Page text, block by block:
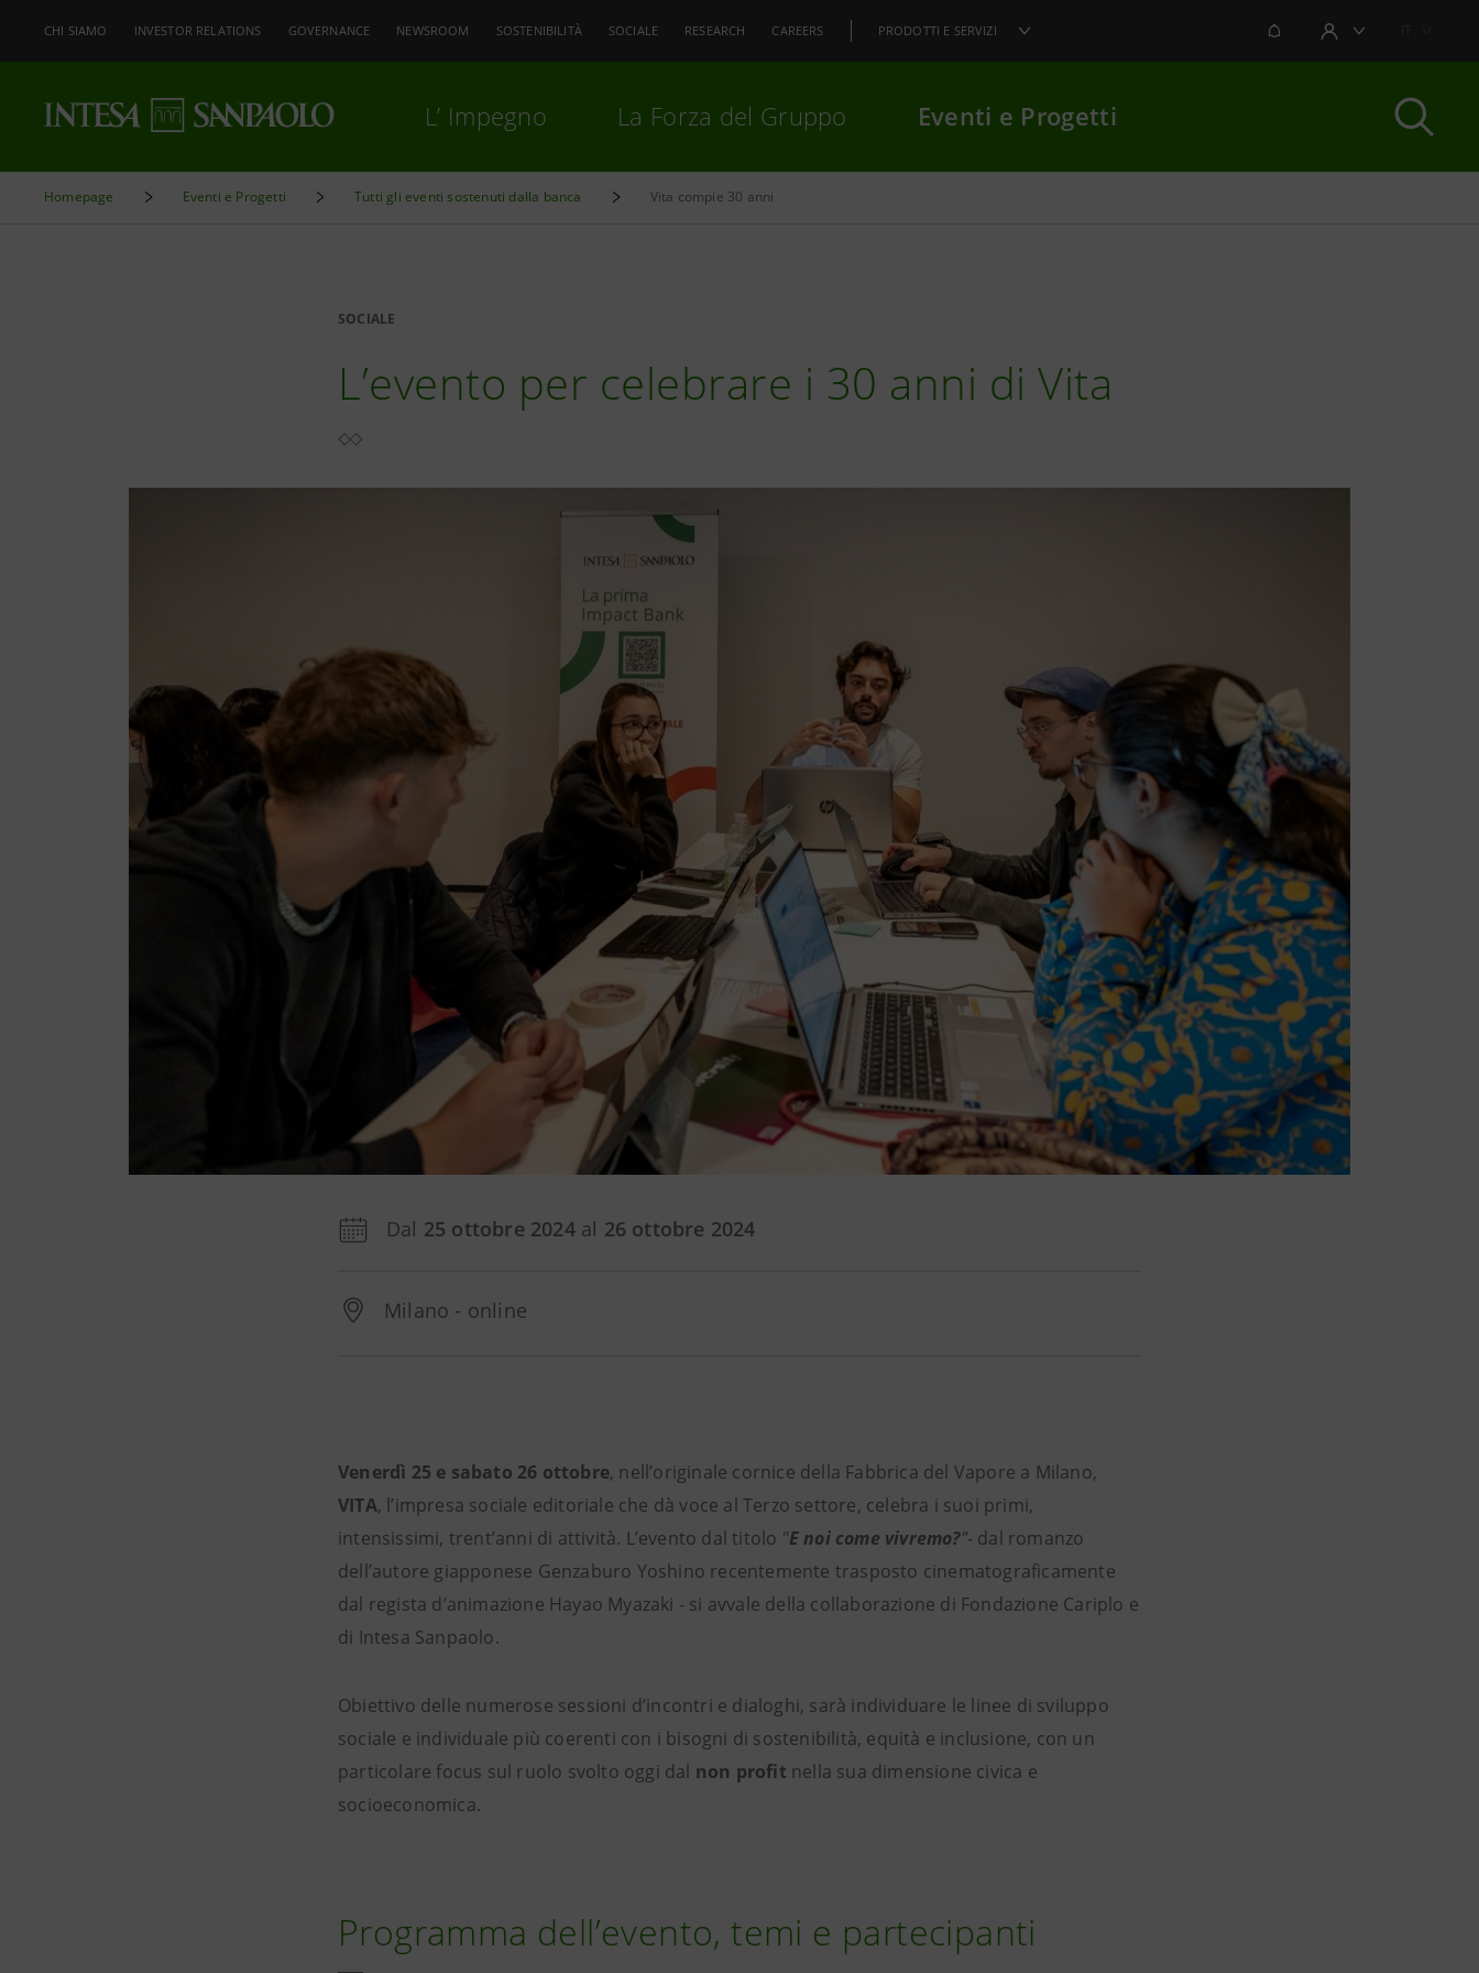
CHI SIAMO INVESTOR RELATIONS GOVERNANCE NEWSROOM SOSTENIBILITÀ SOCIALE RESEARCH CAREERS PRODOTTI E SERVIZI NOTIFICHEAREA UTENTE
L’ Impegno La Forza del Gruppo Eventi e Progetti
Homepage Eventi e Progetti Tutti gli eventi sostenuti dalla banca Vita compie 30 anni
SOCIALE
L’evento per celebrare i 30 anni di Vita
Dal 25 ottobre 2024al 26 ottobre 2024
Milano - online
Venerdì 25 e sabato 26 ottobre, nell’originale cornice della Fabbrica del Vapore a Milano,
VITA, l’impresa sociale editoriale che dà voce al Terzo settore, celebra i suoi primi,
intensissimi, trent’anni di attività. L’evento dal titolo "E noi come vivremo?"- dal romanzo
dell’autore giapponese Genzaburo Yoshino recentemente trasposto cinematograficamente
dal regista d’animazione Hayao Myazaki - si avvale della collaborazione di Fondazione Cariplo e
di Intesa Sanpaolo.
Obiettivo delle numerose sessioni d’incontri e dialoghi, sarà individuare le linee di sviluppo
sociale e individuale più coerenti con i bisogni di sostenibilità, equità e inclusione, con un
particolare focus sul ruolo svolto oggi dal non profit nella sua dimensione civica e
socioeconomica.
Programma dell’evento, temi e partecipanti